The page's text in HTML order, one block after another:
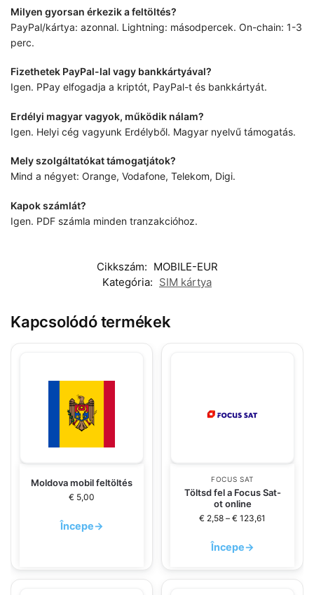
Milyen gyorsan érkezik a feltöltés?
PayPal/kártya: azonnal. Lightning: másodpercek. On-chain: 1-3
perc.
Fizethetek PayPal-lal vagy bankkártyával?
Igen. PPay elfogadja a kriptót, PayPal-t és bankkártyát.
Erdélyi magyar vagyok, működik nálam?
Igen. Helyi cég vagyunk Erdélyből. Magyar nyelvű támogatás.
Mely szolgáltatókat támogatjátok?
Mind a négyet: Orange, Vodafone, Telekom, Digi.
Kapok számlát?
Igen. PDF számla minden tranzakcióhoz.
Cikkszám: MOBILE-EUR
Kategória: SIM kártya
Kapcsolódó termékek
Moldova mobil feltöltés
€ 5,00
Începe→
FOCUS SAT
Töltsd fel a Focus Sat-
ot online
€ 2,58 – € 123,61
Începe→